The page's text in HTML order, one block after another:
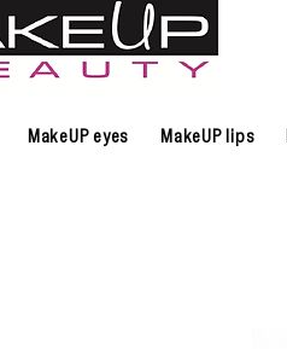
MakeUP eyes MakeUP lips